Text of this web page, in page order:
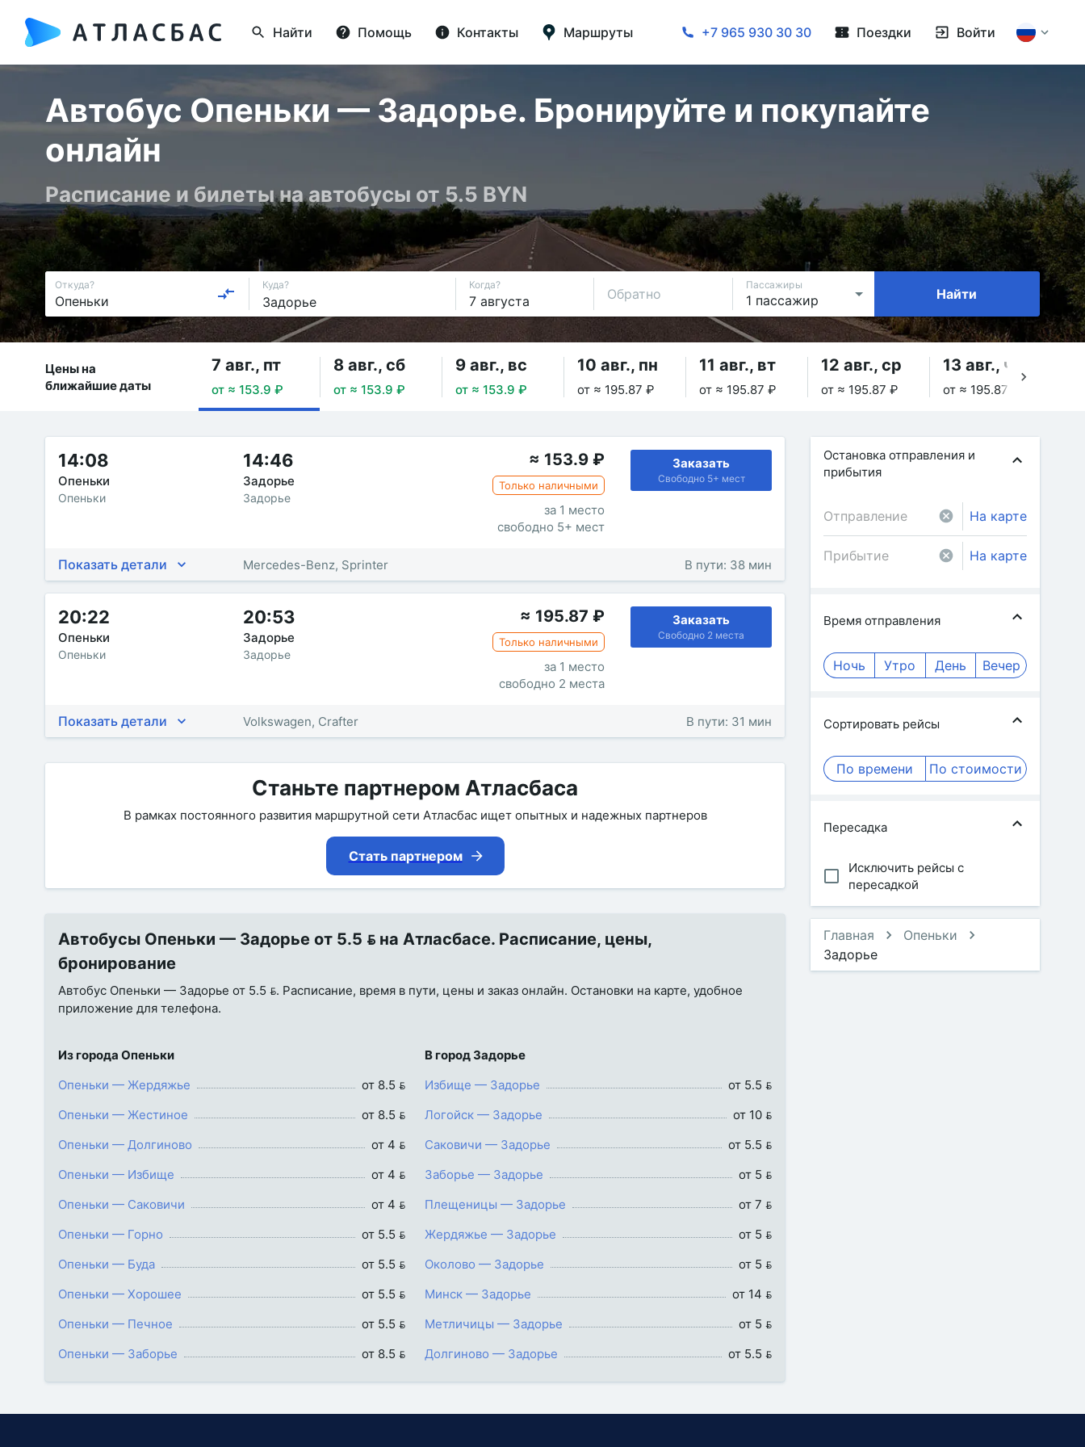
Найти Помощь Контакты Маршруты +7 965 930 30 30 Поездки Войти
Автобус Опеньки — Задорье. Бронируйте и покупайте
онлайн
Расписание и билеты на автобусы от 5.5 BYN
Откуда? Куда? Когда?
Обратно
Пассажиры
Найти
Цены на
ближайшие даты
7 авг., пт
от ≈ 153.9 ₽
8 авг., сб
от ≈ 153.9 ₽
9 авг., вс
от ≈ 153.9 ₽
10 авг., пн
от ≈ 195.87 ₽
11 авг., вт
от ≈ 195.87 ₽
12 авг., ср
от ≈ 195.87 ₽
13 авг., чт
от ≈ 195.87 ₽
14:08
Опеньки
Опеньки
14:46
Задорье
Задорье
≈ 153.9 ₽
Только наличными
за 1 место
свободно 5+ мест
Заказать
Свободно 5+ мест
Показать детали Mercedes-Benz, Sprinter В пути: 38 мин
20:22
Опеньки
Опеньки
20:53
Задорье
Задорье
≈ 195.87 ₽
Только наличными
за 1 место
свободно 2 места
Заказать
Свободно 2 места
Показать детали Volkswagen, Crafter В пути: 31 мин
Станьте партнером Атласбаса
В рамках постоянного развития маршрутной сети Атласбас ищет опытных и надежных партнеров
Стать партнером
Автобусы Опеньки — Задорье от 5.5  на Атласбасе. Расписание, цены,
бронирование
Автобус Опеньки — Задорье от 5.5 . Расписание, время в пути, цены и заказ онлайн. Остановки на карте, удобное
приложение для телефона.
Из города Опеньки
Опеньки — Жердяжье
от 8.5 
Опеньки — Жестиное
от 8.5 
Опеньки — Долгиново
от 4 
Опеньки — Избище
от 4 
Опеньки — Саковичи
от 4 
Опеньки — Горно
от 5.5 
Опеньки — Буда
от 5.5 
Опеньки — Хорошее
от 5.5 
Опеньки — Печное
от 5.5 
Опеньки — Заборье
от 8.5 
В город Задорье
Избище — Задорье
от 5.5 
Логойск — Задорье
от 10 
Саковичи — Задорье
от 5.5 
Заборье — Задорье
от 5 
Плещеницы — Задорье
от 7 
Жердяжье — Задорье
от 5 
Околово — Задорье
от 5 
Минск — Задорье
от 14 
Метличицы — Задорье
от 5 
Долгиново — Задорье
от 5.5 
Остановка отправления и
прибытия
На карте
На карте
Время отправления
Ночь Утро День Вечер
Сортировать рейсы
По времени По стоимости
Пересадка
Исключить рейсы с
пересадкой
Главная
Опеньки
Задорье